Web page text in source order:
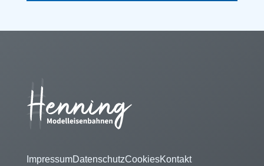
ImpressumDatenschutzCookiesKontakt